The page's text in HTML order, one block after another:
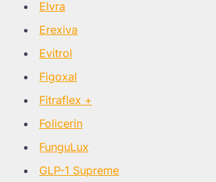
Elvra
Erexiva
Evitrol
Figoxal
Fitraflex +
Folicerin
FunguLux
GLP-1 Supreme